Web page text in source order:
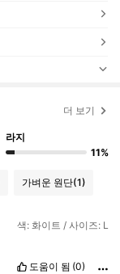
더 보기
라지
11%
가벼운 원단(1)
색: 화이트 / 사이즈: L
도움이 됨 (0)